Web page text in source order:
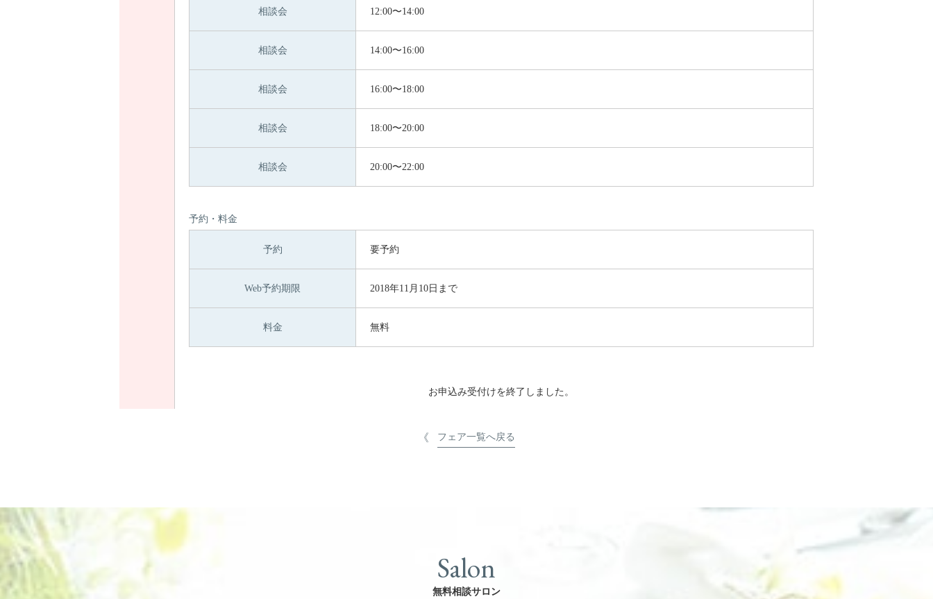
相談会 12:00〜14:00
相談会 14:00〜16:00
相談会 16:00〜18:00
相談会 18:00〜20:00
相談会 20:00〜22:00
予約・料金
予約 要予約
Web予約期限 2018年11月10日まで
料金 無料
お申込み受付けを終了しました。
フェア一覧へ戻る
Salon
無料相談サロン